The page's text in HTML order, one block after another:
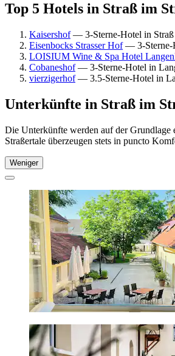
Top 5 Hotels in Straß im
Kaisershof— 3-Sterne-Hotel in Straß
Eisenbocks Strasser Hof— 3-Sterne-
LOISIUM Wine & Spa Hotel
Cobaneshof— 3-Sterne-Hotel in
vierzigerhof— 3.5-Sterne-Hotel in
Unterkünfte in Straß im
Die Unterkünfte werden auf der Grundlage
Straßertale überzeugen stets in puncto
Weniger